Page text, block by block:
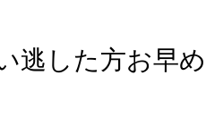
逃した方お早